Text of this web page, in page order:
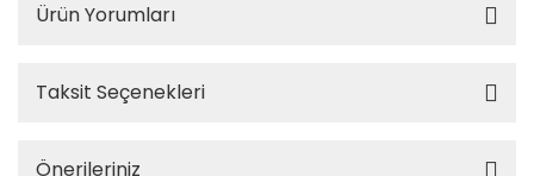
Ürün Yorumları
Taksit Seçenekleri
Önerileriniz